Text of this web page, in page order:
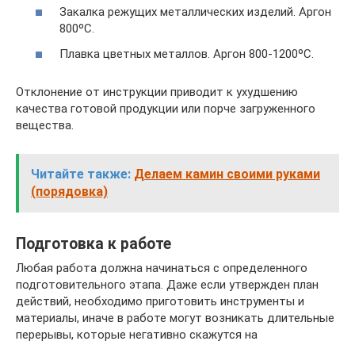
Закалка режущих металлических изделий. Аргон
800ºС.
Плавка цветных металлов. Аргон 800-1200ºС.
Отклонение от инструкции приводит к ухудшению
качества готовой продукции или порче загруженного
вещества.
Читайте также: Делаем камин своими руками
(порядовка)
Подготовка к работе
Любая работа должна начинаться с определенного
подготовительного этапа. Даже если утвержден план
действий, необходимо приготовить инструменты и
материалы, иначе в работе могут возникать длительные
перерывы, которые негативно скажутся на